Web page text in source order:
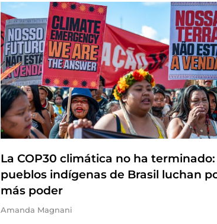
La COP30 climática no ha terminado:
pueblos indígenas de Brasil luchan
más poder
Amanda Magnani